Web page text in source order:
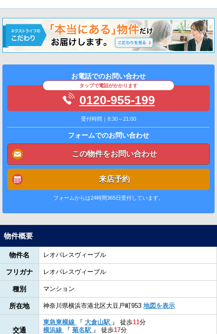
お電話でのお問い合わせ
タップで電話がかかります
0120-955-199
受付時間｜8:30～21:00
フォームでのお問い合わせ
この物件をお問い合わせ
来店予約
フォームからは24時間365日受付しています。
物件概要
物件名 レオパレスヴィーブル
フリガナ レオパレスヴィーブル
種別 マンション
所在地 神奈川県横浜市港北区大豆戸町953 地図を表示
交通
東急東横線 『 大倉山駅 』 徒歩11分
横浜線
『 菊名駅 』 徒歩17分